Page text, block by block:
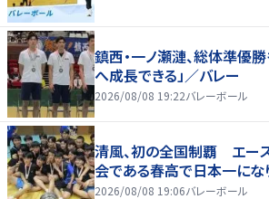
鎮西・一ノ瀬漣、総体準優
へ成長できる」／バレー
2026/08/08 19:22バレーボール
清風、初の全国制覇 エー
会である春高で日本一にな
2026/08/08 19:06バレーボール